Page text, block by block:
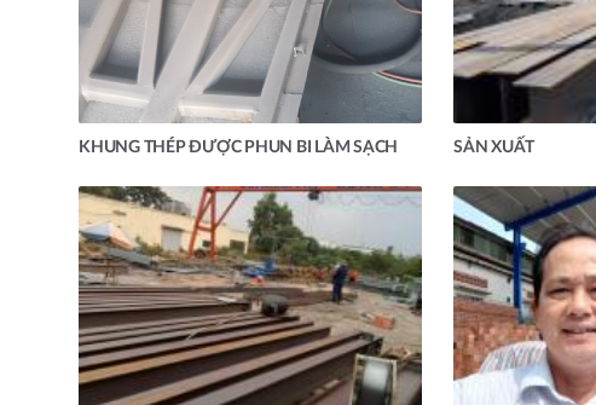
KHUNG THÉP ĐƯỢC PHUN BI LÀM SẠCH SẢN XUẤT